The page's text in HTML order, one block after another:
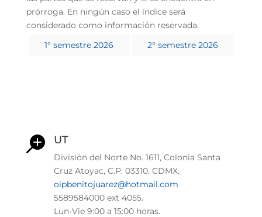
prórroga. En ningún caso el índice será
considerado como información reservada.
1° semestre 2026
2° semestre 2026
 UT
División del Norte No. 1611, Colonia Santa
Cruz Atoyac, C.P. 03310. CDMX.
oipbenitojuarez@hotmail.com
5589584000 ext 4055.
Lun-Vie 9:00 a 15:00 horas.